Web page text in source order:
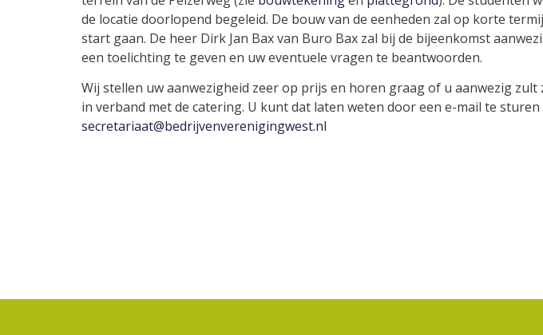
de locatie doorlopend begeleid. De bouw van de eenheden zal op korte
start gaan. De heer Dirk Jan Bax van Buro Bax zal bij de bijeenkomst
een toelichting te geven en uw eventuele vragen te beantwoorden.
Wij stellen uw aanwezigheid zeer op prijs en horen graag of u aanwezig zult
in verband met de catering. U kunt dat laten weten door een e-mail te sturen
secretariaat@bedrijvenverenigingwest.nl